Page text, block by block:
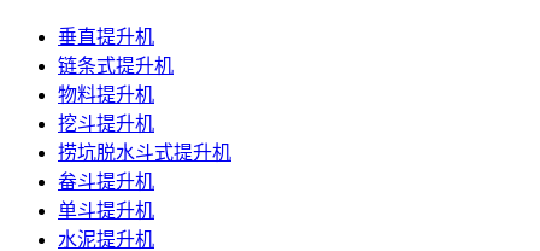
垂直提升机
链条式提升机
物料提升机
挖斗提升机
捞坑脱水斗式提升机
畚斗提升机
单斗提升机
水泥提升机